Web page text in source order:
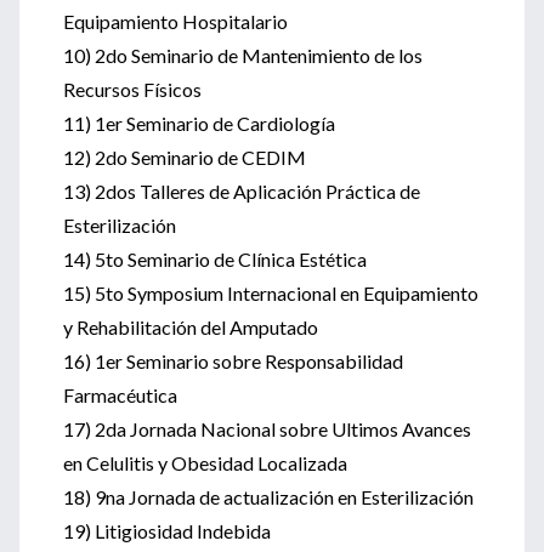
Equipamiento Hospitalario
10) 2do Seminario de Mantenimiento de los
Recursos Físicos
11) 1er Seminario de Cardiología
12) 2do Seminario de CEDIM
13) 2dos Talleres de Aplicación Práctica de
Esterilización
14) 5to Seminario de Clínica Estética
15) 5to Symposium Internacional en Equipamiento
y Rehabilitación del Amputado
16) 1er Seminario sobre Responsabilidad
Farmacéutica
17) 2da Jornada Nacional sobre Ultimos Avances
en Celulitis y Obesidad Localizada
18) 9na Jornada de actualización en Esterilización
19) Litigiosidad Indebida